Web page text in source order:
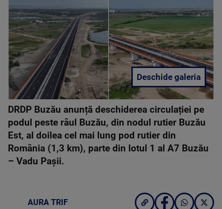
Deschide galeria
DRDP Buzău anunță deschiderea circulației pe
podul peste râul Buzău, din nodul rutier Buzău
Est, al doilea cel mai lung pod rutier din
România (1,3 km), parte din lotul 1 al A7 Buzău
– Vadu Pașii.
AURA TRIF